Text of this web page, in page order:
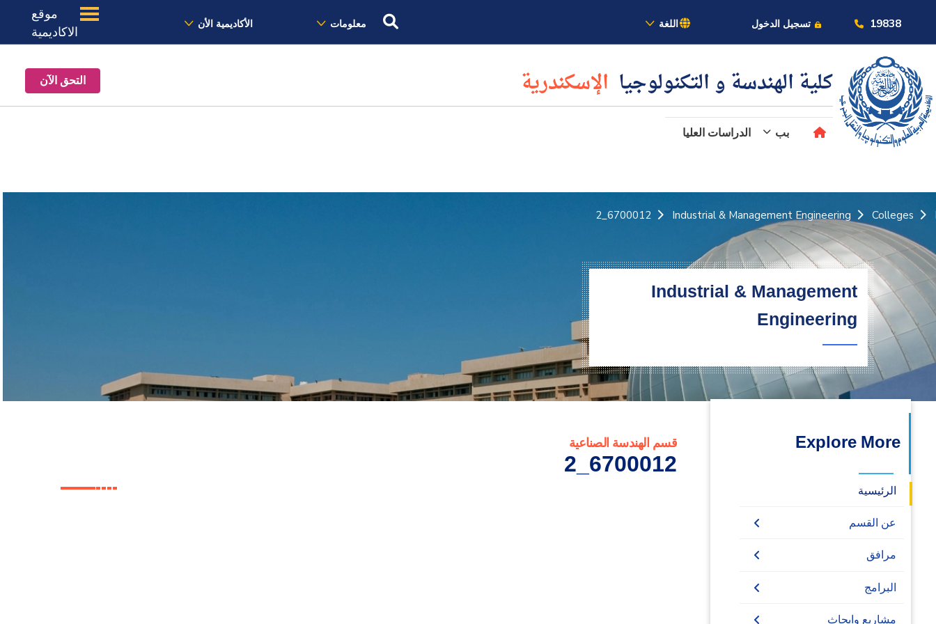
19838 تسجيل الدخول اللغة معلومات الأكاديمية الأن
موقع
الاكاديمية
النقل البحري
القبول والتسجيل
الدراسات الأكاديمية
البحث العلمي
التدريب والخدمة المجتمعية
الإستشارات
بالأكاديمية الأخبار معنا الموقع
كلية الهندسة و التكنولوجيا الإسكندرية التحق الآن
بب الدراسات العليا
Colleges
Industrial & Management Engineering
6700012_2
Industrial & Management
Engineering
Explore More
الرئيسية
عن القسم
قسم هندسة صناعية
مرافق
مختبرات
المكتبة
البرامج
Undergraduate
مشاريع وابحاث
قسم الهندسة الصناعية
6700012_2